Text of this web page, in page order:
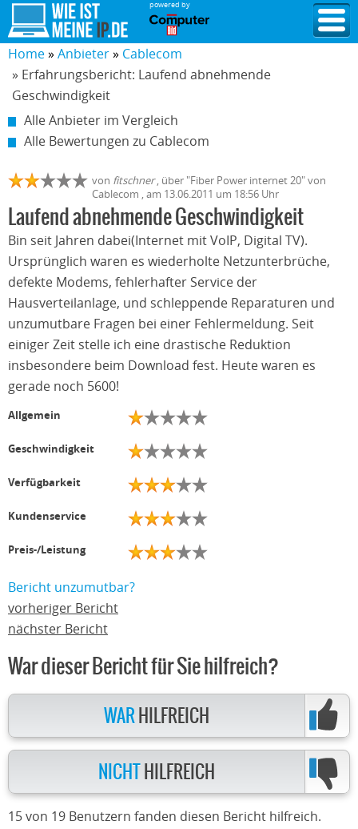
powered by
Home Anbieter
Cablecom
» Erfahrungsbericht: Laufend abnehmende
Geschwindigkeit
Alle Anbieter im Vergleich
Alle Bewertungen zu Cablecom
von fitschner, über "Fiber Power internet 20" von
Cablecom , am 13.06.2011 um 18:56 Uhr
Laufend abnehmende Geschwindigkeit
Bin seit Jahren dabei(Internet mit VoIP, Digital TV).
Ursprünglich waren es wiederholte Netzunterbrüche,
defekte Modems, fehlerhafter Service der
Hausverteilanlage, und schleppende Reparaturen und
unzumutbare Fragen bei einer Fehlermeldung. Seit
einiger Zeit stelle ich eine drastische Reduktion
insbesondere beim Download fest. Heute waren es
gerade noch 5600!
Allgemein
Geschwindigkeit
Verfügbarkeit
Kundenservice
Preis-/Leistung
Bericht unzumutbar?
vorheriger Bericht
nächster Bericht
War dieser Bericht für Sie hilfreich?
WAR HILFREICH
NICHT HILFREICH
15 von 19 Benutzern fanden diesen Bericht hilfreich.